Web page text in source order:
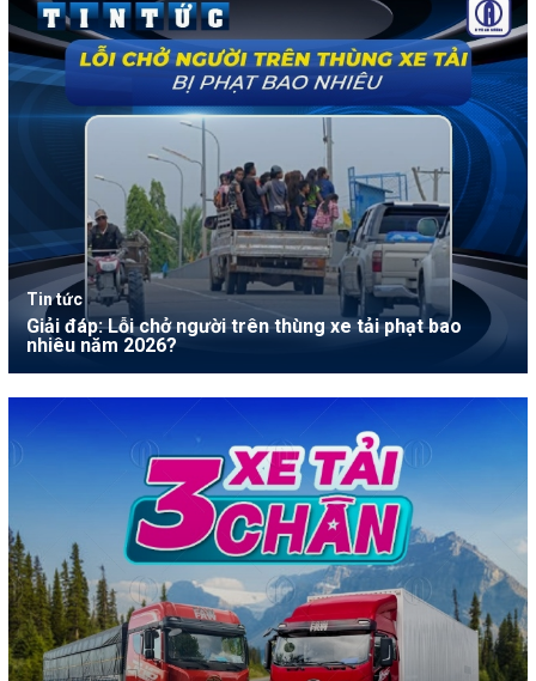
Tin tức
Giải đáp: Lỗi chở người trên thùng xe tải phạt bao
nhiêu năm 2026?